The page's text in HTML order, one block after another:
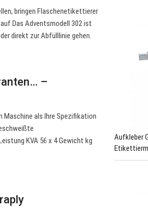
bringen Flaschenetikettierer
Das Adventsmodell 302 ist
direkt zur Abfülllinie gehen.
–
als Ihre Spezifikation
KVA 56 x 4 Gewicht kg
Aufkleber